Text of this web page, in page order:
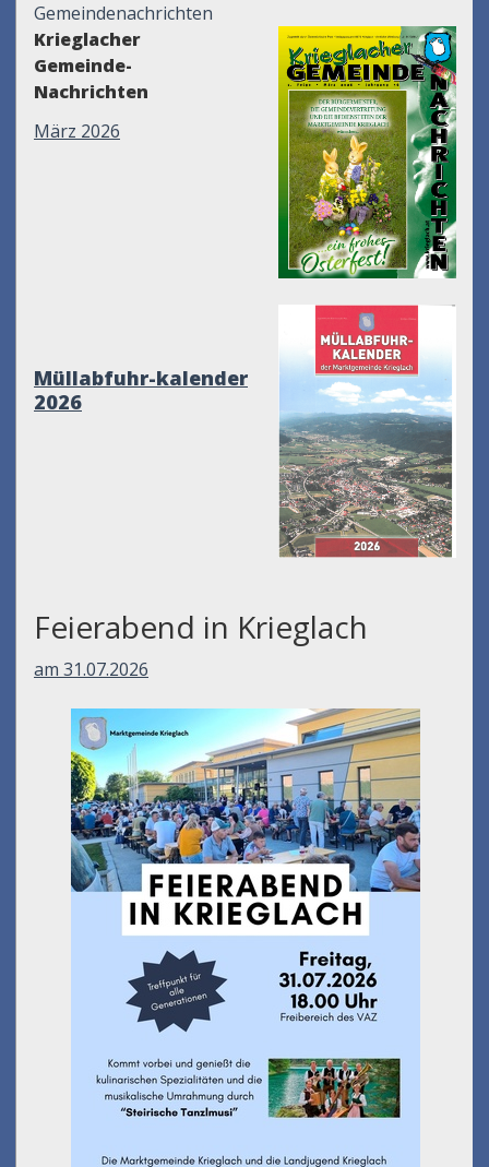
Gemeindenachrichten
Krieglacher
Gemeinde-
Nachrichten
März 2026
Müllabfuhr-kalender
2026
Feierabend in Krieglach
am 31.07.2026